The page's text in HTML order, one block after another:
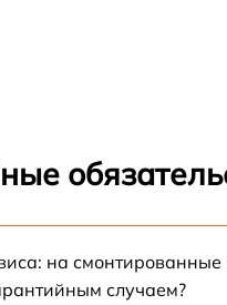
HTI HT-101
на
случаем?